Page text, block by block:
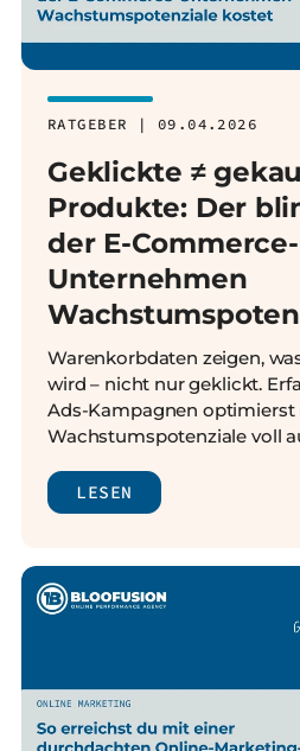
RATGEBER | 09.04.2026
Geklickte ≠
Produkte: Der
der E-Commerce-
Unternehmen
Warenkorbdaten zeigen,
wird – nicht nur geklickt.
Ads-Kampagnen optimierst
Wachstumspotenziale voll
LESEN